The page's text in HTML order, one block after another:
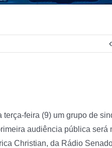
feira (9) um grupo de
audiência pública será
Christian, da Rádio